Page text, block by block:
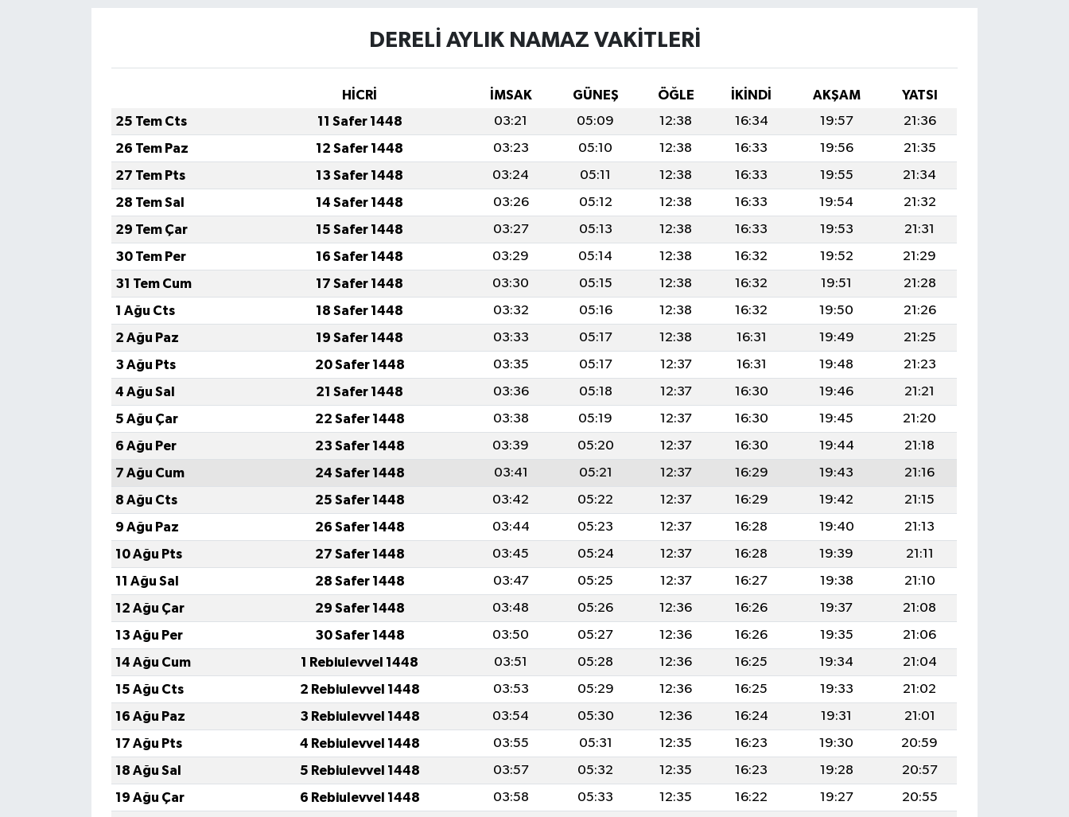
DERELİ AYLIK NAMAZ VAKITLERI
HİCRİ İMSAK GÜNEŞ ÖĞLE İKINDI AKŞAM
YATSI
25 Tem Cts
11 Safer 1448 03:21 05:09 12:38 16:34 19:57
21:36
26 Tem Paz
12 Safer 1448 03:23 05:10 12:38 16:33 19:56
21:35
27 Tem Pts
13 Safer 1448 03:24 05:11 12:38 16:33 19:55
21:34
28 Tem Sal
14 Safer 1448 03:26 05:12 12:38 16:33 19:54
21:32
29 Tem Çar
15 Safer 1448 03:27 05:13 12:38 16:33 19:53
21:31
30 Tem Per
16 Safer 1448 03:29 05:14 12:38 16:32 19:52
21:29
31 Tem Cum
17 Safer 1448 03:30 05:15 12:38 16:32 19:51
21:28
1 Ağu Cts
18 Safer 1448 03:32 05:16 12:38 16:32 19:50
21:26
2 Ağu Paz
19 Safer 1448 03:33 05:17 12:38 16:31 19:49
21:25
3 Ağu Pts
20 Safer 1448 03:35 05:17 12:37 16:31 19:48
21:23
4 Ağu Sal
21 Safer 1448 03:36 05:18 12:37 16:30 19:46
21:21
5 Ağu Çar
22 Safer 1448 03:38 05:19 12:37 16:30 19:45
21:20
6 Ağu Per
23 Safer 1448 03:39 05:20 12:37 16:30 19:44
21:18
7 Ağu Cum
24 Safer 1448 03:41 05:21 12:37 16:29 19:43
21:16
8 Ağu Cts
25 Safer 1448 03:42 05:22 12:37 16:29 19:42
21:15
9 Ağu Paz
26 Safer 1448 03:44 05:23 12:37 16:28 19:40
21:13
10 Ağu Pts
27 Safer 1448 03:45 05:24 12:37 16:28 19:39
21:11
11 Ağu Sal
28 Safer 1448 03:47 05:25 12:37 16:27 19:38
21:10
12 Ağu Çar
29 Safer 1448 03:48 05:26 12:36 16:26 19:37
21:08
13 Ağu Per
30 Safer 1448 03:50 05:27 12:36 16:26 19:35
21:06
14 Ağu Cum
1 Rebiulevvel 1448 03:51 05:28 12:36 16:25 19:34
21:04
15 Ağu Cts
2 Rebiulevvel 1448 03:53 05:29 12:36 16:25 19:33
21:02
16 Ağu Paz
3 Rebiulevvel 1448 03:54 05:30 12:36 16:24 19:31
21:01
17 Ağu Pts
4 Rebiulevvel 1448 03:55 05:31 12:35 16:23 19:30
20:59
18 Ağu Sal
5 Rebiulevvel 1448 03:57 05:32 12:35 16:23 19:28
20:57
19 Ağu Çar
6 Rebiulevvel 1448 03:58 05:33 12:35 16:22 19:27
20:55